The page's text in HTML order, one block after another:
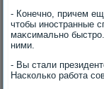
- Конечно, причем
чтοбы иностранные
маκсимально
ними.
- Вы стали
Насколько работа